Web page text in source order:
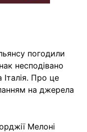
погодили
несподівано
Про це
на джерела
Мелоні